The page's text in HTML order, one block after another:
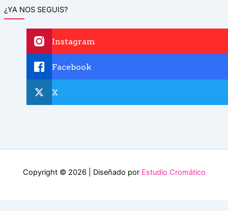
¿YA NOS SEGUIS?
Instagram
Facebook
X
Copyright © 2026 | Diseñado por Estudio Cromático